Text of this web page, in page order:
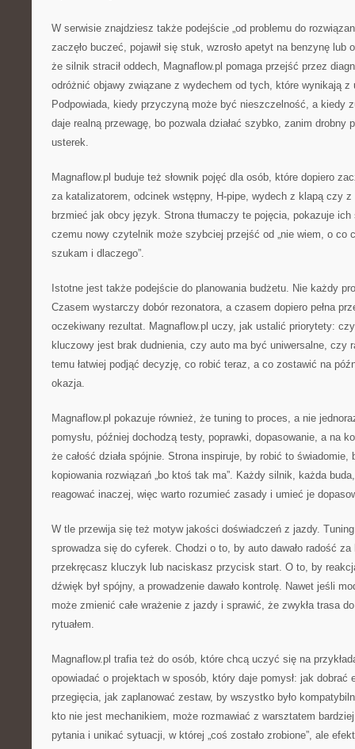
W serwisie znajdziesz także podejście „od problemu do
zaczęło buczeć, pojawił się stuk, wzrosło apetyt na benzynę lub
że silnik stracił oddech, Magnaflow.pl pomaga przejść przez
odróżnić objawy związane z wydechem od tych, które wynikają z
Podpowiada, kiedy przyczyną może być nieszczelność, a kiedy
daje realną przewagę, bo pozwala działać szybko, zanim drobny
usterek.
Magnaflow.pl buduje też słownik pojęć dla osób, które dopiero
za katalizatorem, odcinek wstępny, H-pipe, wydech z klapą czy
brzmieć jak obcy język. Strona tłumaczy te pojęcia, pokazuje
czemu nowy czytelnik może szybciej przejść od „nie wiem, o co
szukam i dlaczego”.
Istotne jest także podejście do planowania budżetu. Nie każdy
Czasem wystarczy dobór rezonatora, a czasem dopiero pełna
oczekiwany rezultat. Magnaflow.pl uczy, jak ustalić priorytety:
kluczowy jest brak dudnienia, czy auto ma być uniwersalne, czy
temu łatwiej podjąć decyzję, co robić teraz, a co zostawić na
okazja.
Magnaflow.pl pokazuje również, że tuning to proces, a nie
pomysłu, później dochodzą testy, poprawki, dopasowanie, a na
że całość działa spójnie. Strona inspiruje, by robić to świadomie,
kopiowania rozwiązań „bo ktoś tak ma”. Każdy silnik, każda
reagować inaczej, więc warto rozumieć zasady i umieć je
W tle przewija się też motyw jakości doświadczeń z jazdy.
sprowadza się do cyferek. Chodzi o to, by auto dawało radość
przekręcasz kluczyk lub naciskasz przycisk start. O to, by
dźwięk był spójny, a prowadzenie dawało kontrolę. Nawet jeśli
może zmienić całe wrażenie z jazdy i sprawić, że zwykła trasa
rytuałem.
Magnaflow.pl trafia też do osób, które chcą uczyć się na
opowiadać o projektach w sposób, który daje pomysł: jak dobrać
przegięcia, jak zaplanować zestaw, by wszystko było
kto nie jest mechanikiem, może rozmawiać z warsztatem
pytania i unikać sytuacji, w której „coś zostało zrobione”, ale